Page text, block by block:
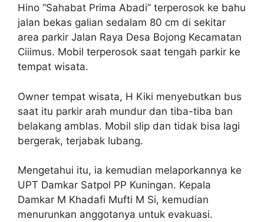
Hino “Sahabat Prima Abadi” terperosok ke bahu
jalan bekas galian sedalam 80 cm di sekitar
area parkir Jalan Raya Desa Bojong Kecamatan
Ciiimus. Mobil terperosok saat tengah parkir ke
tempat wisata.
Owner tempat wisata, H Kiki menyebutkan bus
saat itu parkir arah mundur dan tiba-tiba ban
belakang amblas. Mobil slip dan tidak bisa lagi
bergerak, terjabak lubang.
Mengetahui itu, ia kemudian melaporkannya ke
UPT Damkar Satpol PP Kuningan. Kepala
Damkar M Khadafi Mufti M Si, kemudian
menurunkan anggotanya untuk evakuasi.